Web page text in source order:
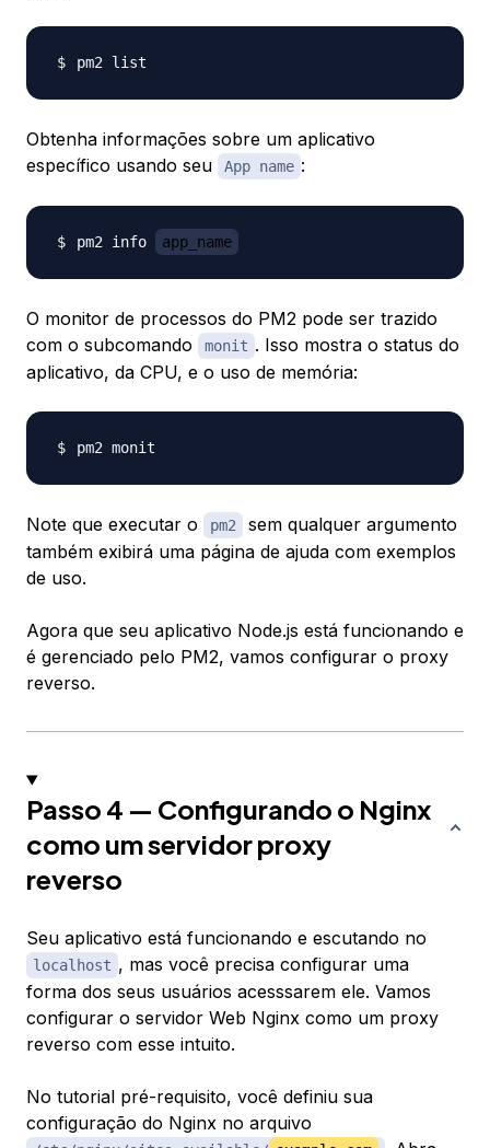
Obtenha informações sobre um aplicativo
específico usando seu
App name :
pm2 info app_name
O monitor de processos do PM2 pode ser trazido
com o subcomando
monit . Isso mostra o status do
aplicativo, da CPU, e o uso de memória:
Note que executar o pm2
sem qualquer argumento
também exibirá uma página de ajuda com exemplos
de uso.
Agora que seu aplicativo Node.js está funcionando e
é gerenciado pelo PM2, vamos configurar o proxy
reverso.
Passo 4 — Configurando o Nginx
como um servidor proxy
reverso
Seu aplicativo está funcionando e escutando no
localhost , mas você precisa configurar uma
forma dos seus usuários acesssarem ele. Vamos
configurar o servidor Web Nginx como um proxy
reverso com esse intuito.
No tutorial pré-requisito, você definiu sua
configuração do Nginx no arquivo